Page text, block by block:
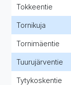
Tokkeentie
Tornikuja
Tornimäentie
Tuurujärventie
Tytykoskentie